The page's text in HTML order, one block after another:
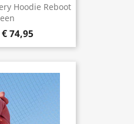
Hoodie Reboot
€ 74,95